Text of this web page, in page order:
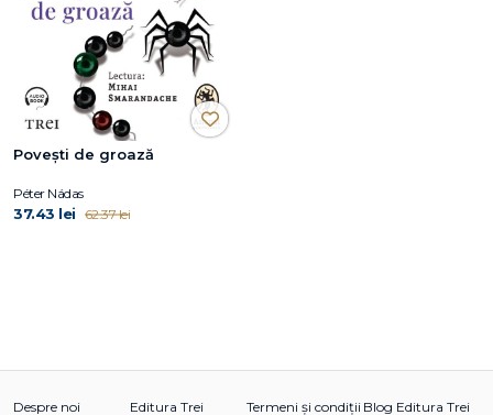
Poveşti de groază
Péter Nádas
37.43 lei 62.37 lei
Despre noi Editura Trei Termeni și condiții Blog Editura Trei